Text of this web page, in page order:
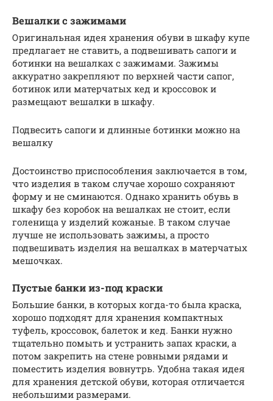
Вешалки с зажимами
Оригинальная идея хранения обуви в шкафу купе
предлагает не ставить, а подвешивать сапоги и
ботинки на вешалках с зажимами. Зажимы
аккуратно закрепляют по верхней части сапог,
ботинок или матерчатых кед и кроссовок и
размещают вешалки в шкафу.
Подвесить сапоги и длинные ботинки можно на
вешалку
Достоинство приспособления заключается в том,
что изделия в таком случае хорошо сохраняют
форму и не сминаются. Однако хранить обувь в
шкафу без коробок на вешалках не стоит, если
голенища у изделий кожаные. В таком случае
лучше не использовать зажимы, а просто
подвешивать изделия на вешалках в матерчатых
мешочках.
Пустые банки из-под краски
Большие банки, в которых когда-то была краска,
хорошо подходят для хранения компактных
туфель, кроссовок, балеток и кед. Банки нужно
тщательно помыть и устранить запах краски, а
потом закрепить на стене ровными рядами и
поместить изделия вовнутрь. Удобна такая идея
для хранения детской обуви, которая отличается
небольшими размерами.